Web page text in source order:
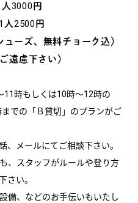
3000円
円
ーズ、無料チョーク込）
慮下さい）
時もしくは10時～12時の
での「Ｂ貸切」のプランがご
メールにてご相談下さい。
、スタッフがルールや登り方
さい。
備、などのお手伝いもいたし